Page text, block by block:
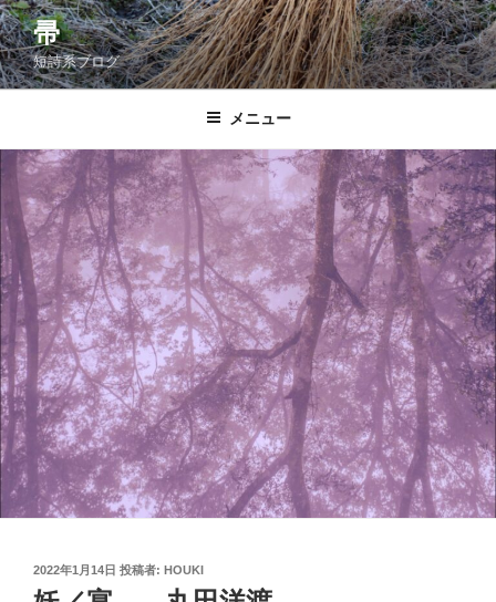
コ
ン
テ
ン
ス
ッ
プ
帚
短詩系ブログ
メニュー
投
稿
2022年1月14日 投稿者: HOUKI